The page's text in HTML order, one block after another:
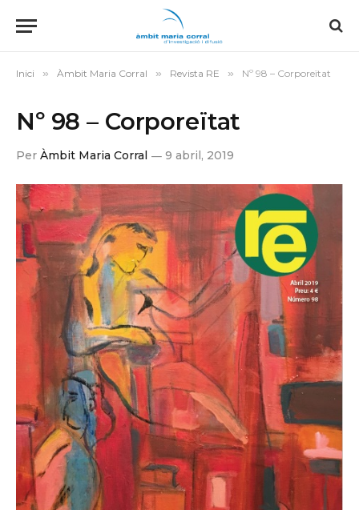
Inici » Àmbit Maria Corral » Revista RE » Nº 98 – Corporeïtat
Nº 98 – Corporeïtat
Per Àmbit Maria Corral 9 abril, 2019